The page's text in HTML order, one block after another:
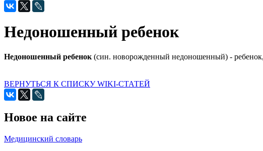
Недоношенный ребенок
Недоношенный ребенок (син. новорожденный недоношенный) - ребенок,
ВЕРНУТЬСЯ К СПИСКУ WIKI-СТАТЕЙ
Новое на сайте
Медицинский словарь